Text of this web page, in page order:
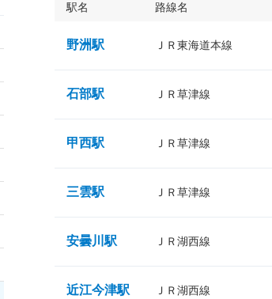
駅名 路線名
野洲駅 ＪＲ東海道本線
石部駅 ＪＲ草津線
甲西駅 ＪＲ草津線
三雲駅 ＪＲ草津線
安曇川駅 ＪＲ湖西線
近江今津駅 ＪＲ湖西線